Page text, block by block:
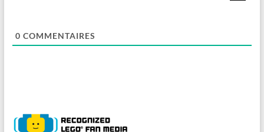
0 COMMENTAIRES